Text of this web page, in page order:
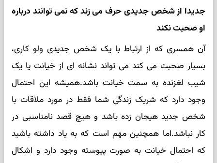
جدیدا از شخص جدیدی حرف می زند که نمی توانند درباره
او صحبت نکند
آن همسری که از ارتباط با یک شخص جدیدی ولو کاری،
بسیار صحبت می کند می تواند نشانه ای از خیانت یا یک
شیب لغزنده به سمت خیانت باشد.همیشه این احتمال
وجود دارد که شریک زندگی شما فقط در مورد ملاقات با
شخص جدید هیجان زده باشد و هیچ قصد نامناسبی در
کار نباشد.اما همچنین مهم است که به یاد داشته باشید
که احتمال خیانت به صورت پیوسته وجود دارد و اشکال